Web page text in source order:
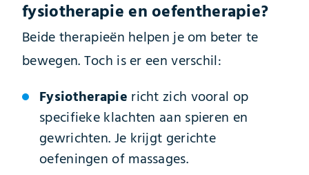
fysiotherapie en oefentherapie?
Beide therapieën helpen je om beter te
bewegen. Toch is er een verschil:
Fysiotherapie richt zich vooral op
specifieke klachten aan spieren en
gewrichten. Je krijgt gerichte
oefeningen of massages.